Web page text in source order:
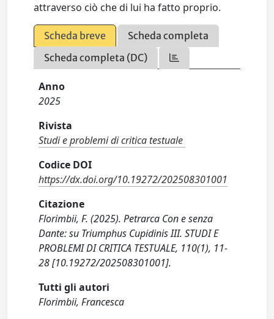
attraverso ciò che di lui ha fatto proprio.
Scheda breve
Scheda completa
Scheda completa (DC)
Anno
2025
Rivista
Studi e problemi di critica testuale
Codice DOI
https://dx.doi.org/10.19272/202508301001
Citazione
Florimbii, F. (2025). Petrarca Con e senza
Dante: su Triumphus Cupidinis III. STUDI E
PROBLEMI DI CRITICA TESTUALE, 110(1), 11-
28 [10.19272/202508301001].
Tutti gli autori
Florimbii, Francesca